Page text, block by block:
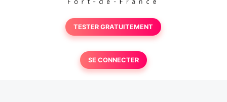
TESTER GRATUITEMENT
SE CONNECTER